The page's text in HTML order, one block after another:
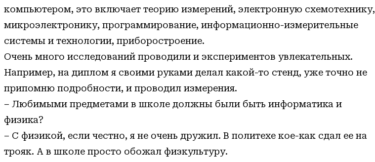
компьютером, это включает теорию измерений, электронную схемотехнику,
микроэлектронику, программирование, информационно-измерительные
системы и технологии, приборостроение.
Очень много исследований проводили и экспериментов увлекательных.
Например, на диплом я своими руками делал какой-то стенд, уже точно не
припомню подробности, и проводил измерения.
– Любимыми предметами в школе должны были быть информатика и
физика?
– С физикой, если честно, я не очень дружил. В политехе кое-как сдал ее на
трояк. А в школе просто обожал физкультуру.